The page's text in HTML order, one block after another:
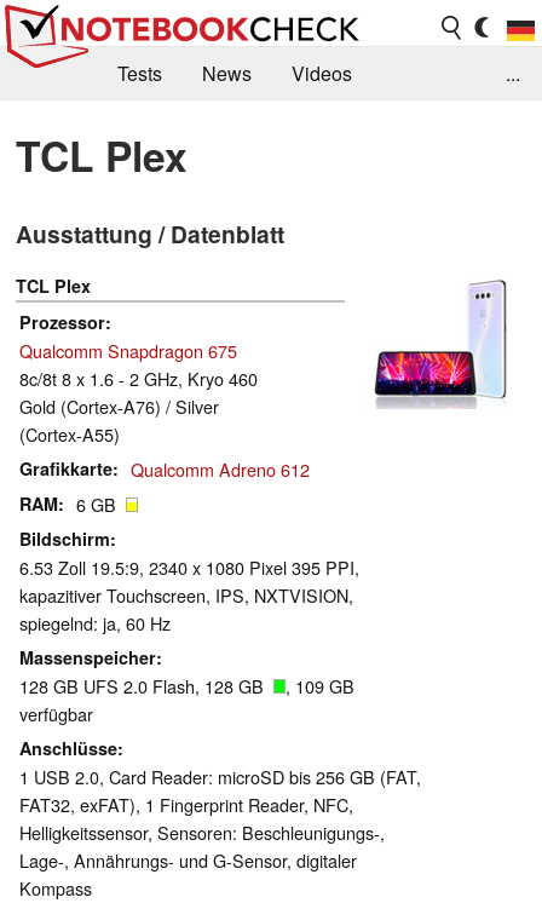
Tests News
Videos
Kaufberatung
Deals
Forum
...
TCL Plex
Ausstattung / Datenblatt
TCL Plex
Prozessor
Qualcomm Snapdragon 675
8c/8t 8 x 1.6 - 2 GHz, Kryo 460
Gold (Cortex-A76) / Silver
(Cortex-A55)
Grafikkarte Qualcomm Adreno 612
RAM 6 GB
Bildschirm
6.53 Zoll 19.5:9, 2340 x 1080 Pixel 395 PPI,
kapazitiver Touchscreen, IPS, NXTVISION,
spiegelnd: ja, 60 Hz
Massenspeicher
128 GB UFS 2.0 Flash, 128 GB
, 109 GB
verfügbar
Anschlüsse
1 USB 2.0, Card Reader: microSD bis 256 GB (FAT,
FAT32, exFAT), 1 Fingerprint Reader, NFC,
Helligkeitssensor, Sensoren: Beschleunigungs-,
Lage-, Annährungs- und G-Sensor, digitaler
Kompass